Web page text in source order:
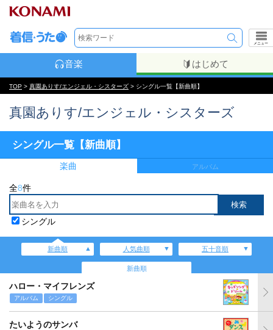
メニュー
音楽 はじめて
TOP > 真園ありす/エンジェル・シスターズ > シングル一覧【新曲順】
真園ありす/エンジェル・シスターズ
シングル一覧【新曲順】
楽曲 アルバム
全8件
シングル
新曲順 人気曲順 五十音順
新曲順
ハロー・マイフレンズ
アルバム シングル
たいようのサンバ